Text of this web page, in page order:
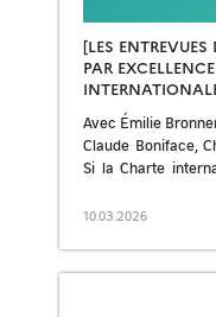
[LES
PAR
MAJEURES » ET
Avec Émilie
Claude Boniface,
Si la Charte
10.03.2026